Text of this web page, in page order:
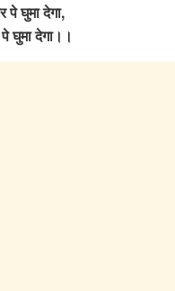
पे घुमा देगा,
घुमा देगा।।